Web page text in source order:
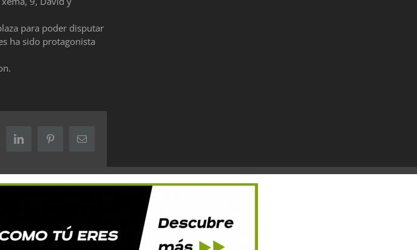
para poder disputar
ha sido protagonista
LinkedIn PinterestCorreo